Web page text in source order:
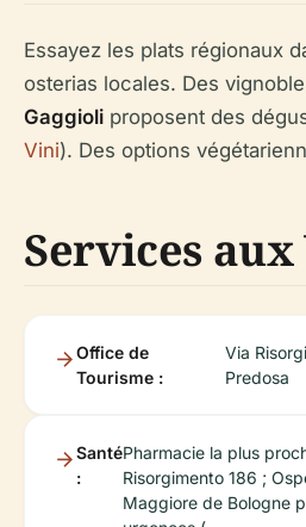
Essayez les plats régionaux
osterias locales. Des
Gaggioli proposent des
Vini). Des options
Services
Office de
Tourisme :
Via
Predosa
Santé
:
Pharmacie la plus
Risorgimento 186 ;
Maggiore de Bologne